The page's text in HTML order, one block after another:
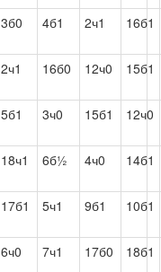
3б0 4б1 2ч1 16б1
2ч1 16б0 12ч0 15б1
5б1 3ч0 15б1 12ч0
18ч1 6б½ 4ч0 14б1
17б1 5ч1 9б1 10б1
6ч0 7ч1 17б0 18б1